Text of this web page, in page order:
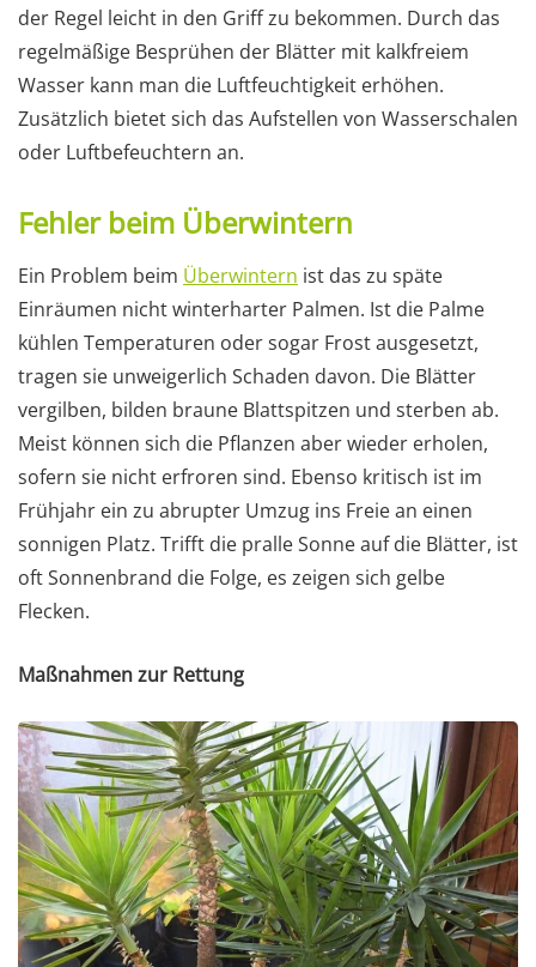
der Regel leicht in den Griff zu bekommen. Durch das
regelmäßige Besprühen der Blätter mit kalkfreiem
Wasser kann man die Luftfeuchtigkeit erhöhen.
Zusätzlich bietet sich das Aufstellen von Wasserschalen
oder Luftbefeuchtern an.
Fehler beim Überwintern
Ein Problem beim Überwintern ist das zu späte
Einräumen nicht winterharter Palmen. Ist die Palme
kühlen Temperaturen oder sogar Frost ausgesetzt,
tragen sie unweigerlich Schaden davon. Die Blätter
vergilben, bilden braune Blattspitzen und sterben ab.
Meist können sich die Pflanzen aber wieder erholen,
sofern sie nicht erfroren sind. Ebenso kritisch ist im
Frühjahr ein zu abrupter Umzug ins Freie an einen
sonnigen Platz. Trifft die pralle Sonne auf die Blätter, ist
oft Sonnenbrand die Folge, es zeigen sich gelbe
Flecken.
Maßnahmen zur Rettung